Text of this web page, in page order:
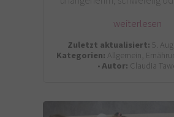
weiterlesen
Zuletzt aktualisiert: 5.
Kategorien: Allgemein,
•Autor: Claudia